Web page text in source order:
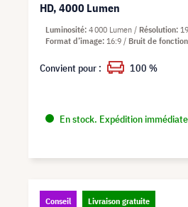
HD, 4000 Lumen
En stock. Expédition
Luminosité 4 000 Lumen Résolution
Format d’image 16:9 Bruit de
Convient pour : 100 %
Conseil Livraison gratuite